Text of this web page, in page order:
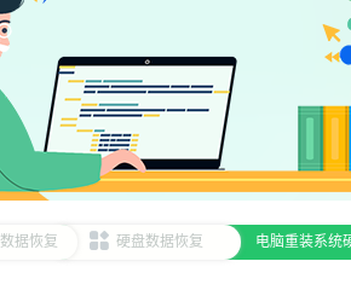
数据恢复 硬盘数据恢复 电脑重装系统